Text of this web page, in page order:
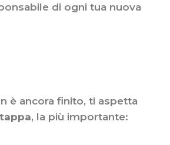
di ogni tua nuova
è ancora finito, ti aspetta
, la più importante: